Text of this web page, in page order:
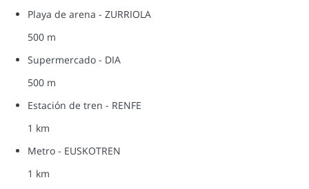
Playa de arena - ZURRIOLA
500 m
Supermercado - DIA
500 m
Estación de tren - RENFE
1 km
Metro - EUSKOTREN
1 km